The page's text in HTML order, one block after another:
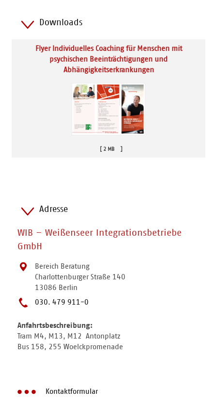
Downloads
Flyer Individuelles Coaching für Menschen mit
psychischen Beeinträchtigungen und
Abhängigkeitserkrankungen
2 MB
Adresse
WIB – Weißenseer Integrationsbetriebe
GmbH
Bereich Beratung
Charlottenburger Straße 140
13086 Berlin
030. 479 911-0
Anfahrtsbeschreibung:
Tram M4, M13, M12 Antonplatz
Bus 158, 255 Woelckpromenade
Kontaktformular